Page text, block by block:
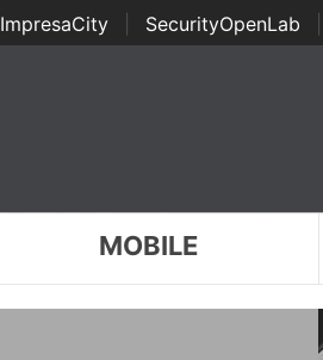
ImpresaCity SecurityOpenLab
Awards
MOBILE